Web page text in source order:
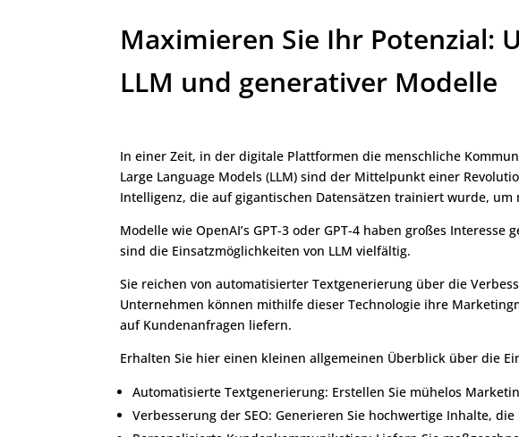
Maximieren Sie Ihr Potenzial:
LLM und generativer Modelle
In einer Zeit, in der digitale Plattformen die menschliche
Large Language Models (LLM) sind der Mittelpunkt einer
Intelligenz, die auf gigantischen Datensätzen trainiert wurde,
Modelle wie OpenAI’s GPT-3 oder GPT-4 haben großes
sind die Einsatzmöglichkeiten von LLM vielfältig.
Sie reichen von automatisierter Textgenerierung über die
Unternehmen können mithilfe dieser Technologie ihre
auf Kundenanfragen liefern.
Erhalten Sie hier einen kleinen allgemeinen Überblick über die
Automatisierte Textgenerierung: Erstellen Sie mühelos
Verbesserung der SEO: Generieren Sie hochwertige Inhalte,